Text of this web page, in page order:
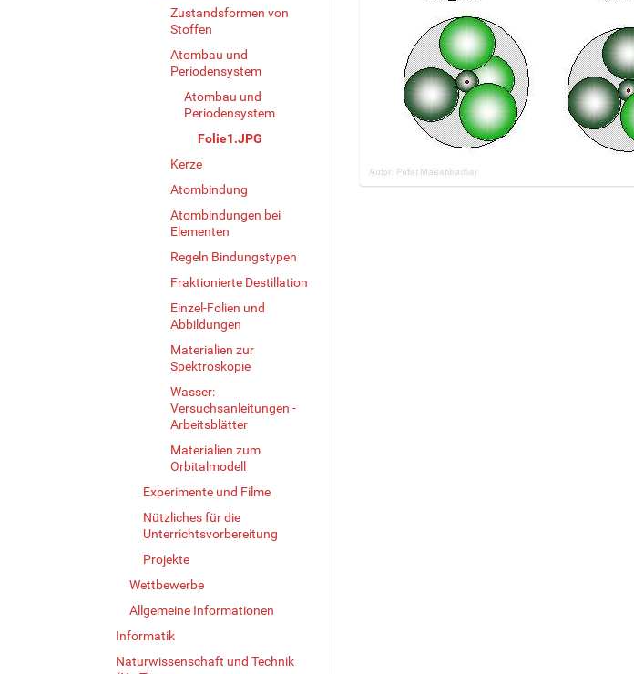
Zustandsformen von
Stoffen
Atombau und
Periodensystem
Atombau und
Periodensystem
Folie1.JPG
Kerze
Atombindung
Atombindungen bei
Elementen
Regeln Bindungstypen
Fraktionierte Destillation
Einzel-Folien und
Abbildungen
Materialien zur
Spektroskopie
Wasser:
Versuchsanleitungen -
Arbeitsblätter
Materialien zum
Orbitalmodell
Experimente und Filme
Nützliches für die
Unterrichtsvorbereitung
Projekte
Wettbewerbe
Allgemeine Informationen
Informatik
Naturwissenschaft und Technik